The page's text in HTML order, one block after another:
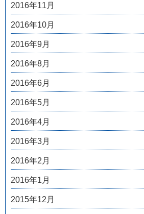
2016年11月
2016年10月
2016年9月
2016年8月
2016年6月
2016年5月
2016年4月
2016年3月
2016年2月
2016年1月
2015年12月